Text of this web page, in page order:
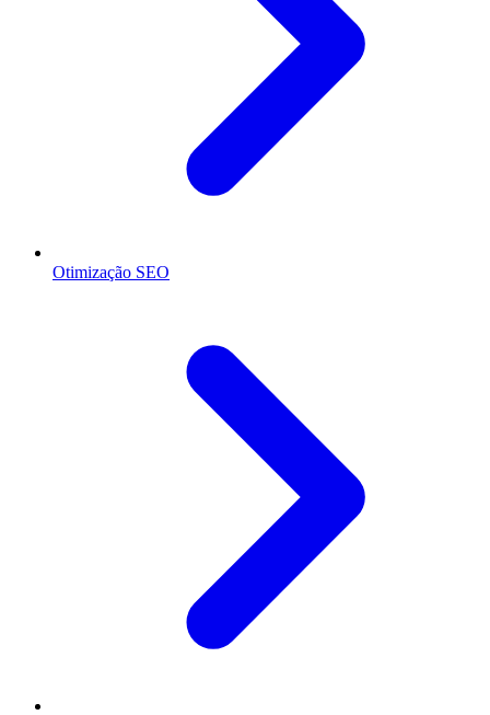
Otimização SEO